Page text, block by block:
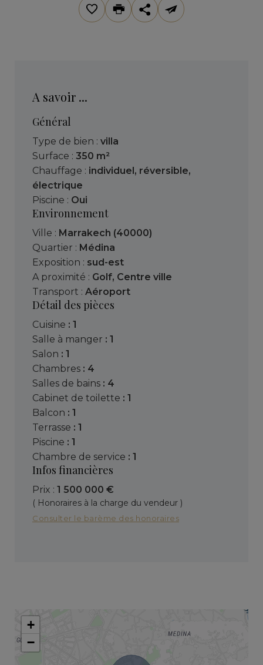
A savoir ...
Général
Type de bien : villa
Surface : 350 m²
Chauffage : individuel, réversible,
électrique
Piscine : Oui
Environnement
Ville : Marrakech (40000)
Quartier : Médina
Exposition : sud-est
A proximité : Golf, Centre ville
Transport : Aéroport
Détail des pièces
cuisine : 1
salle à manger : 1
salon : 1
chambres : 4
salles de bains : 4
cabinet de toilette : 1
balcon : 1
terrasse : 1
piscine : 1
chambre de service : 1
Infos financières
Prix : 1 500 000 €
( Honoraires à la charge du vendeur )
Consulter le barème des honoraires
+
−